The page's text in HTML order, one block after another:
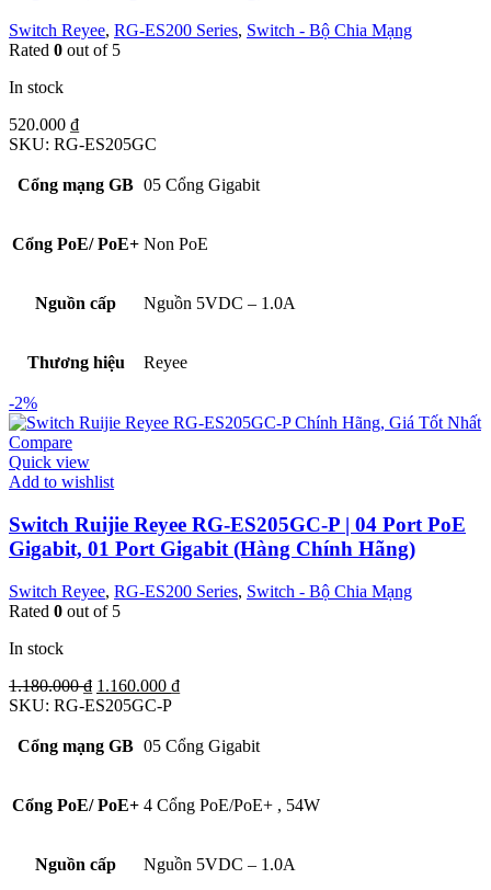
Switch Reyee, RG-ES200 Series, Switch - Bộ Chia Mạng
Rated 0 out of 5
In stock
520.000 ₫
SKU: RG-ES205GC
Cổng mạng GB 05 Cổng Gigabit
Cổng PoE/ PoE+ Non PoE
Nguồn cấp Nguồn 5VDC – 1.0A
Thương hiệu Reyee
-2%
Compare
Quick view
Add to wishlist
Switch Ruijie Reyee RG-ES205GC-P | 04 Port PoE
Gigabit, 01 Port Gigabit (Hàng Chính Hãng)
Switch Reyee, RG-ES200 Series, Switch - Bộ Chia Mạng
Rated 0 out of 5
In stock
1.180.000₫ Original
price
1.180.000 ₫.
1.160.000 ₫Current
1.160.000 ₫.
SKU: RG-ES205GC-P
Cổng mạng GB 05 Cổng Gigabit
Cổng PoE/ PoE+ 4 Cổng PoE/PoE+ , 54W
Nguồn cấp Nguồn 5VDC – 1.0A